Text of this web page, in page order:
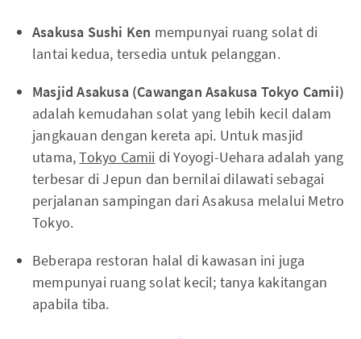
Asakusa Sushi Ken mempunyai ruang solat di
lantai kedua, tersedia untuk pelanggan.
Masjid Asakusa (Cawangan Asakusa Tokyo Camii)
adalah kemudahan solat yang lebih kecil dalam
jangkauan dengan kereta api. Untuk masjid
utama,Tokyo Camii di Yoyogi-Uehara adalah yang
terbesar di Jepun dan bernilai dilawati sebagai
perjalanan sampingan dari Asakusa melalui Metro
Tokyo.
Beberapa restoran halal di kawasan ini juga
mempunyai ruang solat kecil; tanya kakitangan
apabila tiba.